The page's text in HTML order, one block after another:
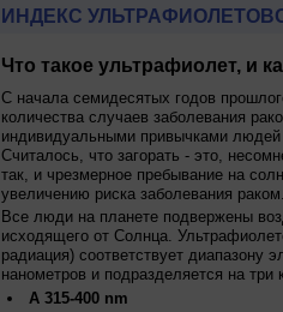
ИНДЕКС
Что такое ультрафиолет, и
С начала семидесятых годов
количества случаев заболевания
индивидуальными привычками
Считалось, что загорать - это,
так, и чрезмерное пребывание на
увеличению риска заболевания
Все люди на планете подвержены
исходящего от Солнца.
радиация) соответствует диапазону
нанометров и подразделяется на три
A 315-400 nm